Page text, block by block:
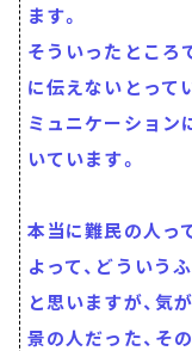
ます。
そういったところ
に伝えないとって
ミュニケーション
いています。
本当に難民の人っ
よって、どういう
と思いますが、気
景の人だった、そ